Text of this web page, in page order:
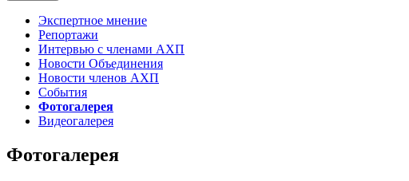
Экспертное мнение
Репортажи
Интервью с членами АХП
Новости Объединения
Новости членов АХП
События
Фотогалерея
Видеогалерея
Фотогалерея